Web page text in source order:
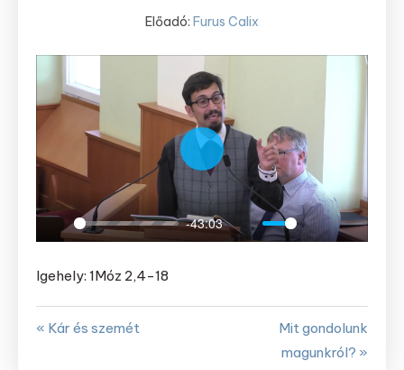
Előadó: Furus Calix
Play
-43:03
Mute Settings
Enter
Play
Igehely: 1Móz 2,4-18
« Kár és szemét
Mit gondolunk
magunkról? »